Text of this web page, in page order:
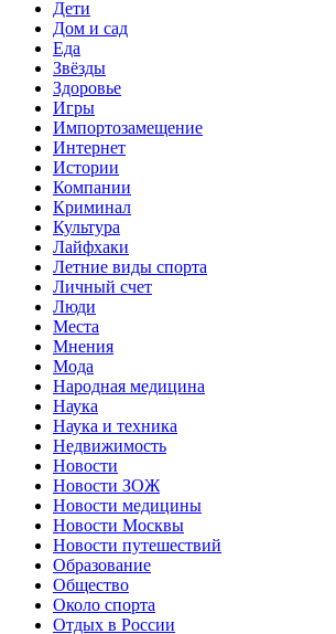
Дети
Дом и сад
Еда
Звёзды
Здоровье
Игры
Импортозамещение
Интернет
Истории
Компании
Криминал
Культура
Лайфхаки
Летние виды спорта
Личный счет
Люди
Места
Мнения
Мода
Народная медицина
Наука
Наука и техника
Недвижимость
Новости
Новости ЗОЖ
Новости медицины
Новости Москвы
Новости путешествий
Образование
Общество
Около спорта
Отдых в России